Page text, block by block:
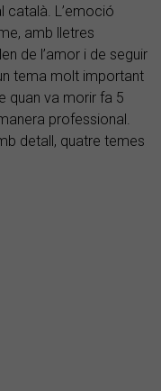
català. L’emoció
amb lletres
de l’amor i de seguir
tema molt important
quan va morir fa 5
professional.
detall, quatre temes